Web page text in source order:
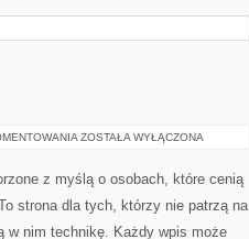
TECHNIKA
ZOSTAŁA WYŁĄCZONA
z myślą o osobach, które cenią
strona dla tych, którzy nie patrzą na
w nim technikę. Każdy wpis może